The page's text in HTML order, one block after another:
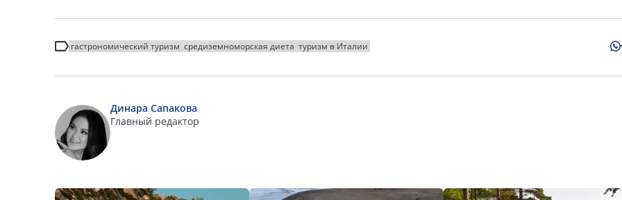
гастрономический туризм средиземноморская диета туризм в Италии
Динара Сапакова
Главный редактор